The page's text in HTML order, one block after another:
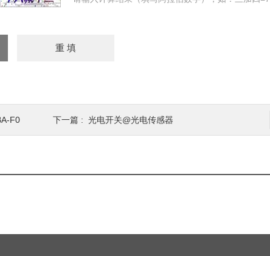
F0 下一篇 : 光电开关@光电传感器